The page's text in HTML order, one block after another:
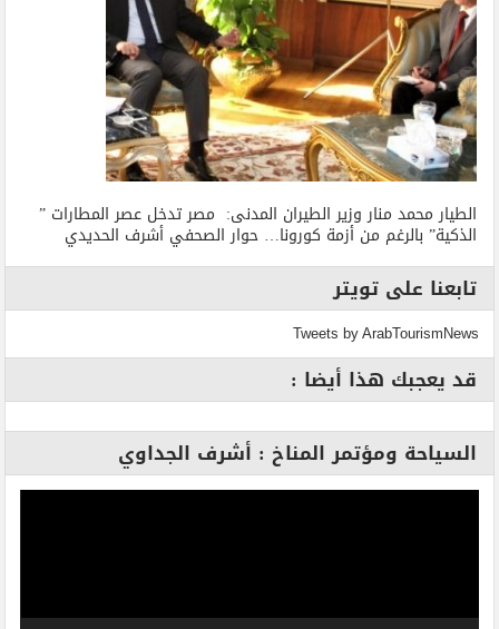
الطيار محمد منار وزير الطيران المدنى: مصر تدخل عصر المطارات ”
الذكية” بالرغم من أزمة كورونا… حوار الصحفي أشرف الحديدي
تابعنا على تويتر
Tweets by ArabTourismNews
قد يعجبك هذا أيضا :
السياحة ومؤتمر المناخ : أشرف الجداوي